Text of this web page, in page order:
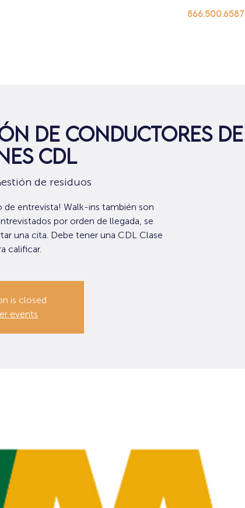
866.500.6587
de conductores de
CDL
de residuos
de entrevista! Walk-ins también son
por orden de llegada, se
una cita. Debe tener una CDL Clase
calificar.
is closed
events